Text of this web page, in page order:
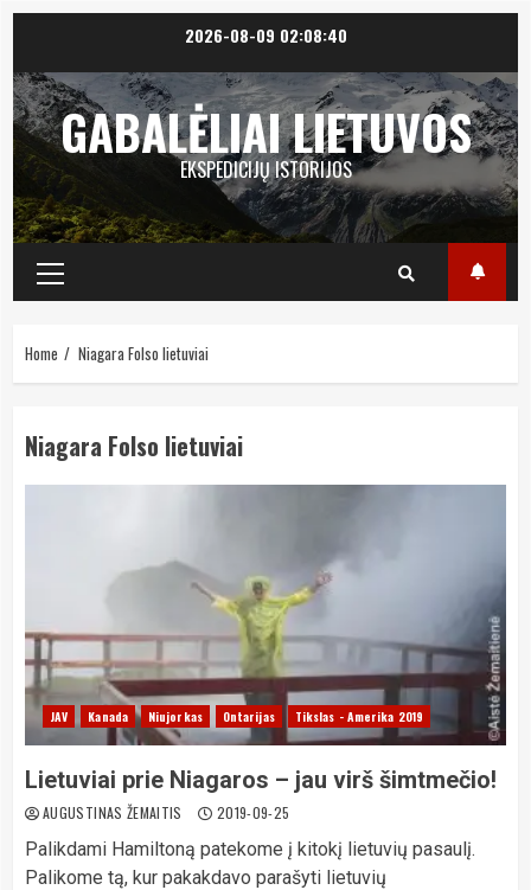
content
2026-08-09 02:08:40
GABALĖLIAI LIETUVOS
EKSPEDICIJŲ ISTORIJOS
Primary
Menu
Home Niagara Folso lietuviai
Niagara Folso lietuviai
JAV Kanada Niujorkas Ontarijas Tikslas - Amerika 2019
Lietuviai prie Niagaros – jau virš šimtmečio!
AUGUSTINAS ŽEMAITIS 2019-09-25
Palikdami Hamiltoną patekome į kitokį lietuvių pasaulį.
Palikome tą, kur pakakdavo parašyti lietuvių